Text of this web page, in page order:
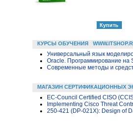
КУРСЫ ОБУЧЕНИЯ
Универсальный язык
Oracle. Программирование на
Современные методы и
МАГАЗИН СЕРТИФИКАЦИОННЫХ
EC-Council Certified CISO
Implementing Cisco Threat
250-421 (DP-021X): Design of